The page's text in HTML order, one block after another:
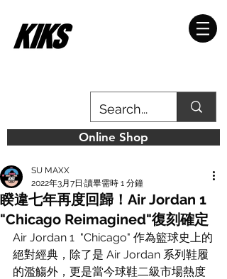
Online Shop
睽違七年再度回歸！Air Jordan 1
"Chicago Reimagined"復刻確定
SU MAXX
2022年3月7日 讀畢需時 1 分鐘
Air Jordan 1  "Chicago" 作為籃球史上的
絕對經典，除了是 Air Jordan 系列鞋履
的濫觴外，更是當今球鞋二級市場熱度